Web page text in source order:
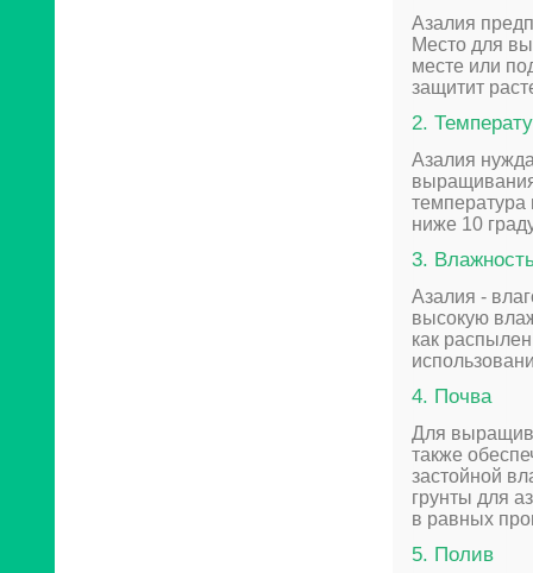
Азалия
Место для
месте или
защитит
2.
Азалия
температура
ниже 10
3.
Азалия -
высокую
как
4. Почва
Для
также
застойной
грунты для
в равных
5. Полив